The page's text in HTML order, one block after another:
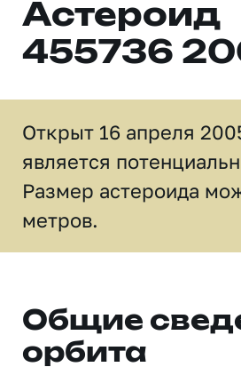
Астероид
455736
Открыт 16 апреля
является
Размер астероида
метров.
Общие
орбита